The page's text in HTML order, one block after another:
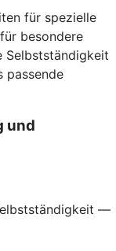
für spezielle
besondere
Selbstständigkeit
passende
und
—